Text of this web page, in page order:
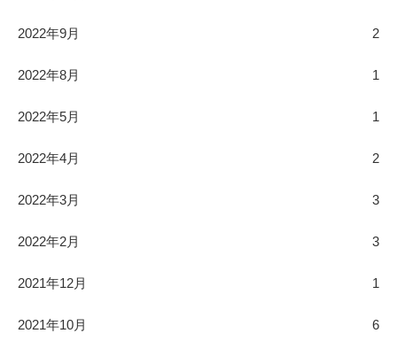
2022年9月 2
2022年8月 1
2022年5月 1
2022年4月 2
2022年3月 3
2022年2月 3
2021年12月 1
2021年10月 6